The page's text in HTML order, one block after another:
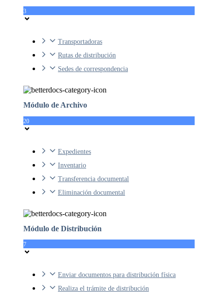
3
Transportadoras
Rutas de distribución
Sedes de correspondencia
Módulo de Archivo
20
Expedientes
Inventario
Transferencia documental
Eliminación documental
Módulo de Distribución
7
Enviar documentos para distribución física
Realiza el trámite de distribución